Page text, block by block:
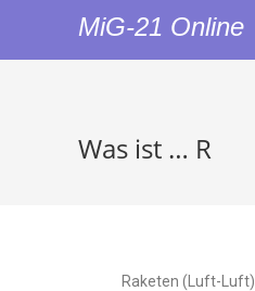
MiG-21 Online
Was ist … R
Raketen (Luft-Luft)